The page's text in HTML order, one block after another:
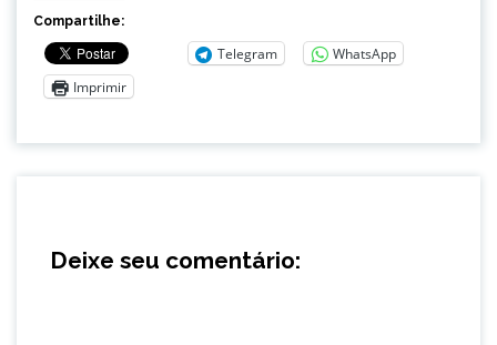
Compartilhe:
Telegram
WhatsApp
Imprimir
Deixe seu comentário: